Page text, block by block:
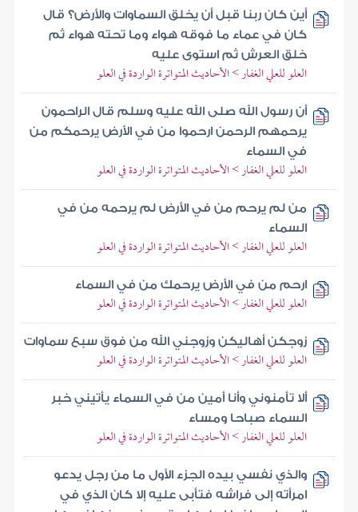
أين كان ربنا قبل أن يخلق السماوات والأرض؟ قال
كان في عماء ما فوقه هواء وما تحته هواء ثم
خلق العرش ثم استوى عليه
العلو للعلي الغفار > الأحاديث المتواترة الواردة في العلو
أن رسول الله صلى الله عليه وسلم قال الراحمون
يرحمهم الرحمن ارحموا من في الأرض يرحمكم من
في السماء
العلو للعلي الغفار > الأحاديث المتواترة الواردة في العلو
من لم يرحم من في الأرض لم يرحمه من في
السماء
العلو للعلي الغفار > الأحاديث المتواترة الواردة في العلو
ارحم من في الأرض يرحمك من في السماء
العلو للعلي الغفار > الأحاديث المتواترة الواردة في العلو
زوجكن أهاليكن وزوجني الله من فوق سبع سماوات
العلو للعلي الغفار > الأحاديث المتواترة الواردة في العلو
ألا تأمنوني وأنا أمين من في السماء يأتيني خبر
السماء صباحا ومساء
العلو للعلي الغفار > الأحاديث المتواترة الواردة في العلو
والذي نفسي بيده الجزء الأول ما من رجل يدعو
امرأته إلى فراشه فتأبى عليه إلا كان الذي في